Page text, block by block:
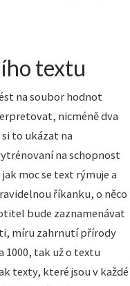
textu
na soubor hodnot
nicméně dva
to ukázat na
na schopnost
moc se text rýmuje a
říkanku, o něco
bude zaznamenávat
míru zahrnutí přírody
tak už o textu
texty, které jsou v každé